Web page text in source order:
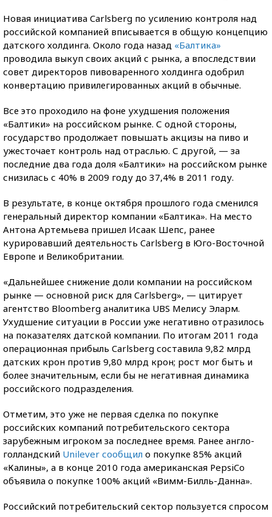
Новая инициатива Carlsberg по усилению контроля над
российской компанией вписывается в общую концепцию
датского холдинга. Около года назад «Балтика»
проводила выкуп своих акций с рынка, а впоследствии
совет директоров пивоваренного холдинга одобрил
конвертацию привилегированных акций в обычные.
Все это проходило на фоне ухудшения положения
«Балтики» на российском рынке. С одной стороны,
государство продолжает повышать акцизы на пиво и
ужесточает контроль над отраслью. С другой, — за
последние два года доля «Балтики» на российском рынке
снизилась с 40% в 2009 году до 37,4% в 2011 году.
В результате, в конце октября прошлого года сменился
генеральный директор компании «Балтика». На место
Антона Артемьева пришел Исаак Шепс, ранее
курировавший деятельность Carlsberg в Юго-Восточной
Европе и Великобритании.
«Дальнейшее снижение доли компании на российском
рынке — основной риск для Carlsberg», — цитирует
агентство Bloomberg аналитика UBS Мелису Эларм.
Ухудшение ситуации в России уже негативно отразилось
на показателях датской компании. По итогам 2011 года
операционная прибыль Carlsberg составила 9,82 млрд
датских крон против 9,80 млрд крон; рост мог быть и
более значительным, если бы не негативная динамика
российского подразделения.
Отметим, это уже не первая сделка по покупке
российских компаний потребительского сектора
зарубежным игроком за последнее время. Ранее англо-
голландский Unilever сообщил о покупке 85% акций
«Калины», а в конце 2010 года американская PepsiCo
объявила о покупке 100% акций «Вимм-Билль-Данна».
Российский потребительский сектор пользуется спросом